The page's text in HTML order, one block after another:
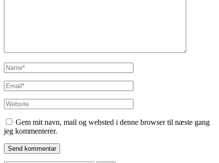
Name*
Email*
Website
Gem mit navn, mail og websted i denne browser til næste gang
jeg kommenterer.